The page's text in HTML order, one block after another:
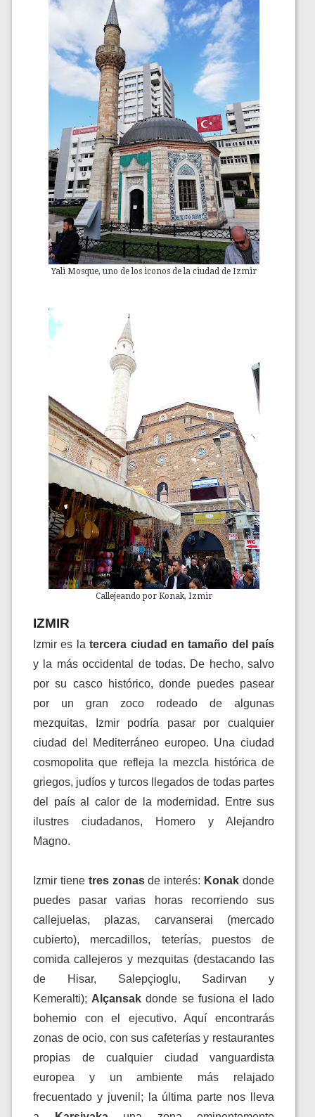
Yali Mosque, uno de los iconos de la ciudad de Izmir
Callejeando por Konak, Izmir
IZMIR
Izmir es latercera ciudad en tamaño del país
y la más occidental de todas. De hecho, salvo
por su casco histórico, donde puedes pasear
por un gran zoco rodeado de algunas
mezquitas, Izmir podría pasar por cualquier
ciudad del Mediterráneo europeo. Una ciudad
cosmopolita que refleja la mezcla histórica de
griegos, judíos y turcos llegados de todas partes
del país al calor de la modernidad.
Entre sus
ilustres ciudadanos, Homero y Alejandro
Magno.
Izmir tiene tres zonasde interés: Konak donde
puedes pasar varias horas recorriendo sus
callejuelas, plazas, carvanserai (mercado
cubierto), mercadillos, teterías, puestos de
comida callejeros y mezquitas (destacando las
de Hisar, Salepçioglu, Sadirvan y
Kemeralti); Alçansak donde se fusiona el lado
bohemio con el ejecutivo. Aquí encontrarás
zonas de ocio, con sus cafeterías y restaurantes
propias de cualquier ciudad vanguardista
europea y un ambiente más relajado
frecuentado y juvenil; la última parte nos lleva